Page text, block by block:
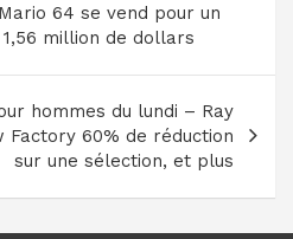
64 se vend pour un
million de dollars
hommes du lundi – Ray
Factory 60% de réduction
sur une sélection, et plus